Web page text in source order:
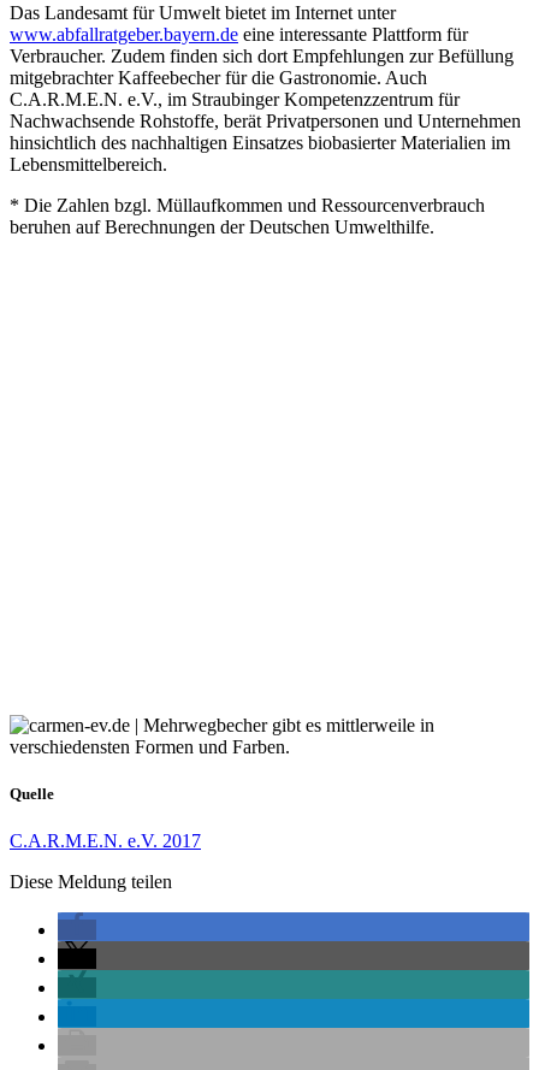
Das Landesamt für Umwelt bietet im Internet unter
www.abfallratgeber.bayern.de eine interessante Plattform für
Verbraucher. Zudem finden sich dort Empfehlungen zur Befüllung
mitgebrachter Kaffeebecher für die Gastronomie. Auch
C.A.R.M.E.N. e.V., im Straubinger Kompetenzzentrum für
Nachwachsende Rohstoffe, berät Privatpersonen und Unternehmen
hinsichtlich des nachhaltigen Einsatzes biobasierter Materialien im
Lebensmittelbereich.
* Die Zahlen bzgl. Müllaufkommen und Ressourcenverbrauch
beruhen auf Berechnungen der Deutschen Umwelthilfe.
Quelle
C.A.R.M.E.N. e.V. 2017
Diese Meldung teilen